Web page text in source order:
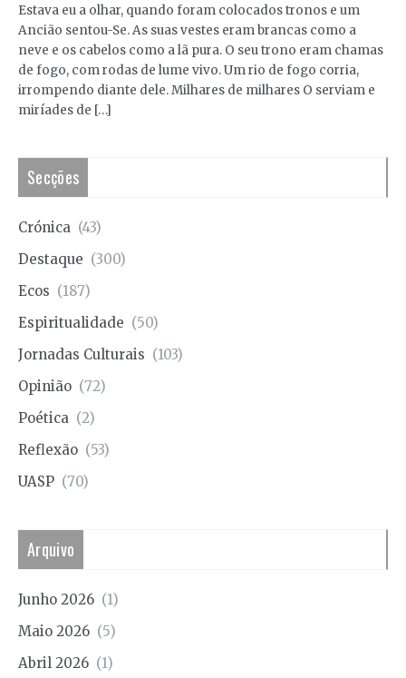
Estava eu a olhar, quando foram colocados tronos e um
Ancião sentou-Se. As suas vestes eram brancas como a
neve e os cabelos como a lã pura. O seu trono eram chamas
de fogo, com rodas de lume vivo. Um rio de fogo corria,
irrompendo diante dele. Milhares de milhares O serviam e
miríades de […]
Secções
Crónica (43)
Destaque (300)
Ecos (187)
Espiritualidade (50)
Jornadas Culturais (103)
Opinião (72)
Poética (2)
Reflexão (53)
UASP (70)
Arquivo
Junho 2026 (1)
Maio 2026 (5)
Abril 2026 (1)